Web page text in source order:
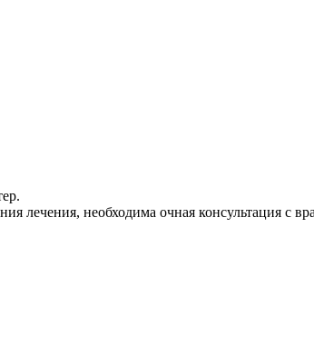
лечения, необходима очная консультация с